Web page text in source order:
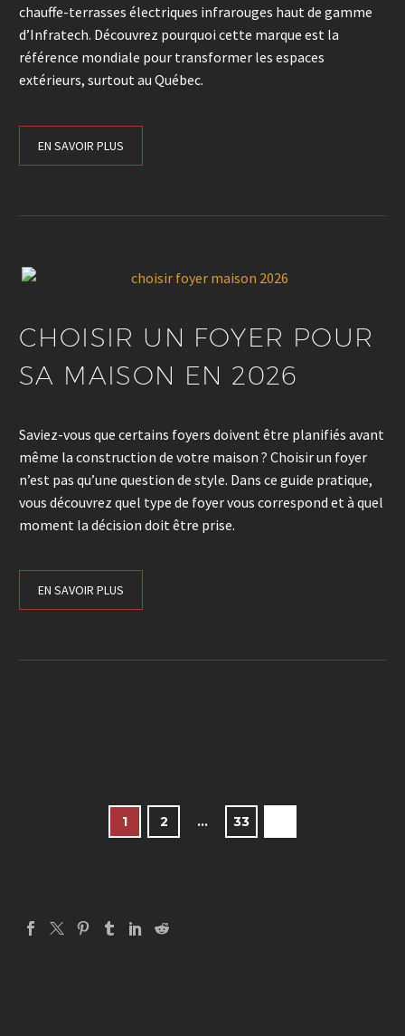
chauffe-terrasses électriques infrarouges haut de gamme
d’Infratech. Découvrez pourquoi cette marque est la
référence mondiale pour transformer les espaces
extérieurs, surtout au Québec.
EN SAVOIR PLUS
CHOISIR UN FOYER POUR
SA MAISON EN 2026
Saviez-vous que certains foyers doivent être planifiés avant
même la construction de votre maison ? Choisir un foyer
n’est pas qu’une question de style. Dans ce guide pratique,
vous découvrez quel type de foyer vous correspond et à quel
moment la décision doit être prise.
EN SAVOIR PLUS
1 2 … 33